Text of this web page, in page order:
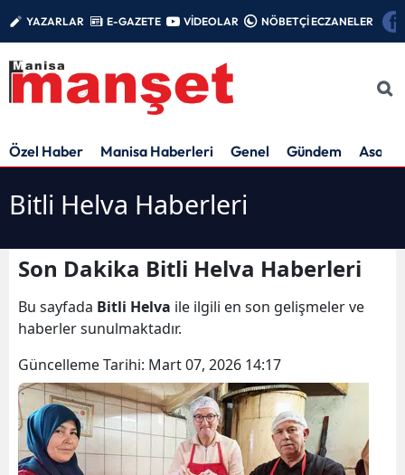
YAZARLAR E-GAZETE VİDEOLAR NÖBETÇİ ECZANELER
Özel Haber Manisa Haberleri Genel Gündem Asayiş
Bitli Helva Haberleri
Son Dakika Bitli Helva Haberleri
Bu sayfada Bitli Helva ile ilgili en son gelişmeler ve
haberler sunulmaktadır.
Güncelleme Tarihi: Mart 07, 2026 14:17